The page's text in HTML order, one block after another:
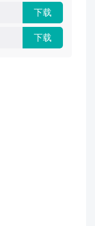
下载
下载